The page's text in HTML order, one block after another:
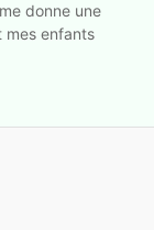
donne une
mes enfants